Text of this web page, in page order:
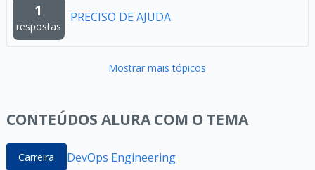
1
respostas
PRECISO DE AJUDA
Mostrar mais tópicos
CONTEÚDOS ALURA COM O TEMA
Carreira DevOps Engineering